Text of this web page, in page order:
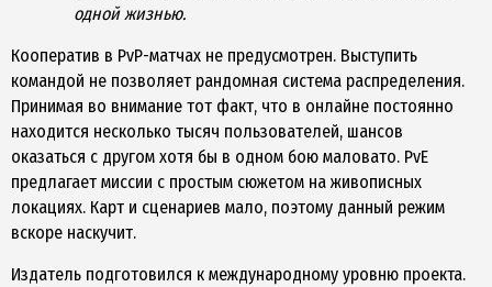
одной жизнью.
Кооператив в PvP-матчах не предусмотрен. Выступить
командой не позволяет рандомная система распределения.
Принимая во внимание тот факт, что в онлайне постоянно
находится несколько тысяч пользователей, шансов
оказаться с другом хотя бы в одном бою маловато. PvE
предлагает миссии с простым сюжетом на живописных
локациях. Карт и сценариев мало, поэтому данный режим
вскоре наскучит.
Издатель подготовился к международному уровню проекта.